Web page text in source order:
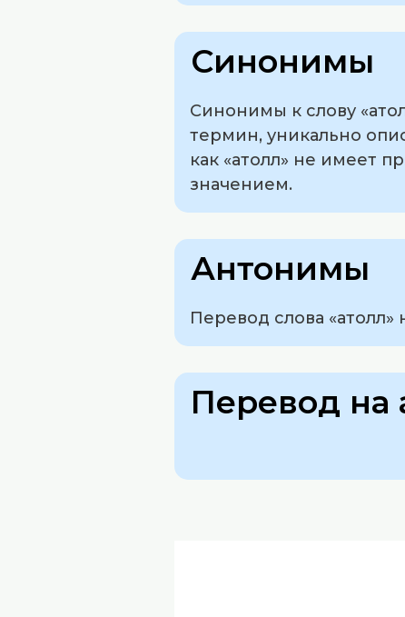
Синонимы
Синонимы к слову
термин, уникально
как «атолл» не имеет
значением.
Антонимы
Перевод слова
Перевод на